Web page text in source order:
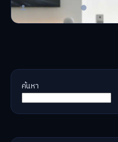
Master Bussiness 23 มิถุน
ค้นหา